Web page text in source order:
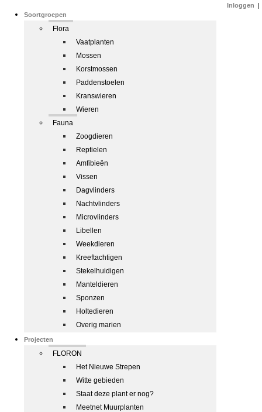
Soortgroepen
Flora
Vaatplanten
Mossen
Korstmossen
Paddenstoelen
Kranswieren
Wieren
Fauna
Zoogdieren
Reptielen
Amfibieën
Vissen
Dagvlinders
Nachtvlinders
Microvlinders
Libellen
Weekdieren
Kreeftachtigen
Stekelhuidigen
Manteldieren
Sponzen
Holtedieren
Overig marien
Projecten
FLORON
Het Nieuwe Strepen
Witte gebieden
Staat deze plant er nog?
Meetnet Muurplanten
Inloggen |